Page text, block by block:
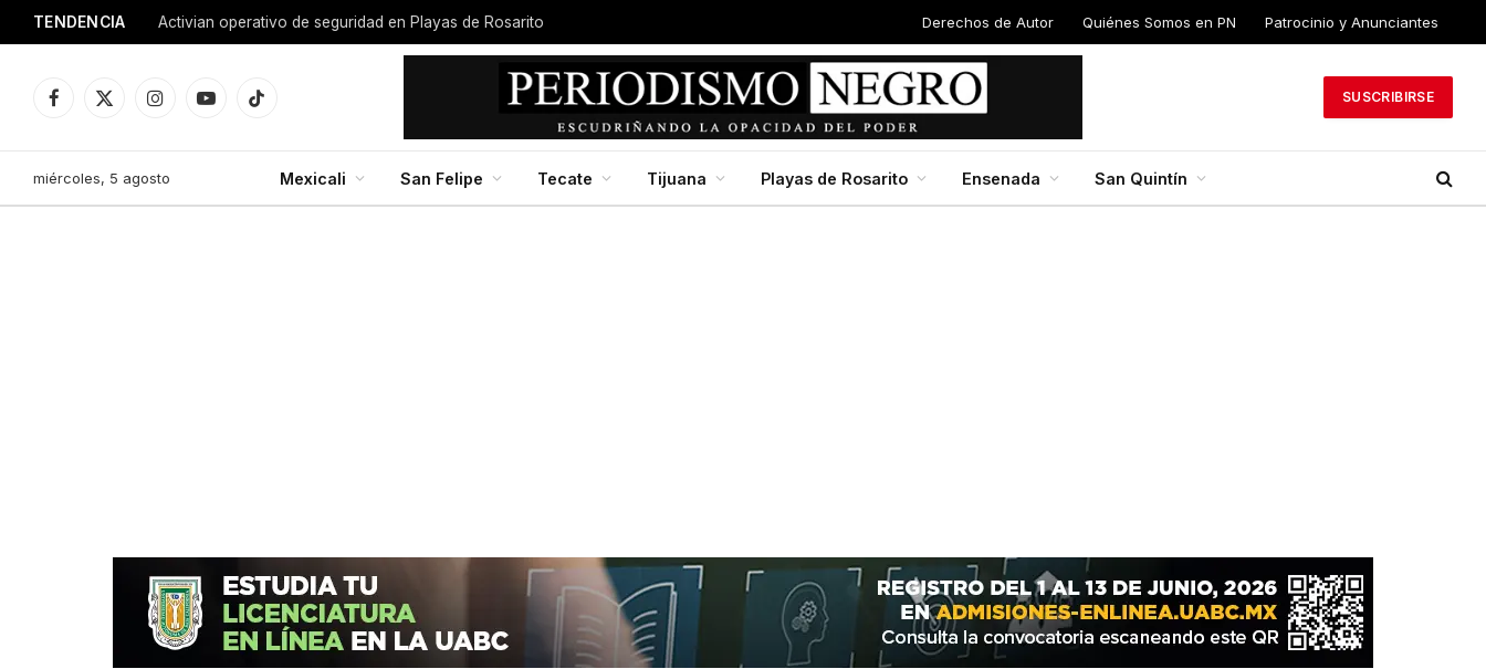
TENDENCIA Activian operativo de seguridad en Playas de Rosarito Derechos de Autor Quiénes Somos en PN Patrocinio y Anunciantes
Facebook
X
InstagramYouTubeTikTok
SUSCRIBIRSE
miércoles, 5 agosto Mexicali San Felipe Tecate Tijuana Playas de Rosarito Ensenada San Quintín